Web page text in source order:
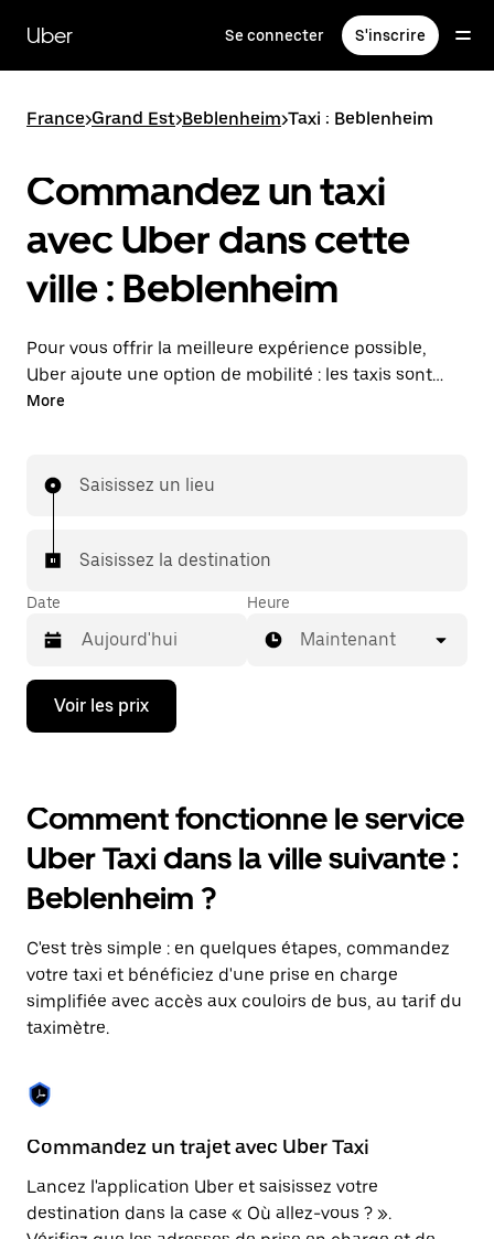
contenu
principal
Uber Se connecter S'inscrire
France>Grand Est>Beblenheim>Taxi : Beblenheim
Commandez un taxi
avec Uber dans cette
ville : Beblenheim
Pour vous offrir la meilleure expérience possible,
Uber ajoute une option de mobilité : les taxis sont
maintenant disponibles dans l'application. Uber Taxi :
More
Saisissez un lieu
Saisissez la destination
Date
Appuyez
la
bas
pour
ouvrir
le
calendrier
et
une
date.
Appuyez
sur
la
pour
fermer
calendrier.
Heure
Maintenant
Voir les prix
Comment fonctionne le service
Uber Taxi dans la ville suivante :
Beblenheim ?
C'est très simple : en quelques étapes, commandez
votre taxi et bénéficiez d'une prise en charge
simplifiée avec accès aux couloirs de bus, au tarif du
taximètre.
Commandez un trajet avec Uber Taxi
Lancez l'application Uber et saisissez votre
destination dans la case « Où allez-vous ? ».